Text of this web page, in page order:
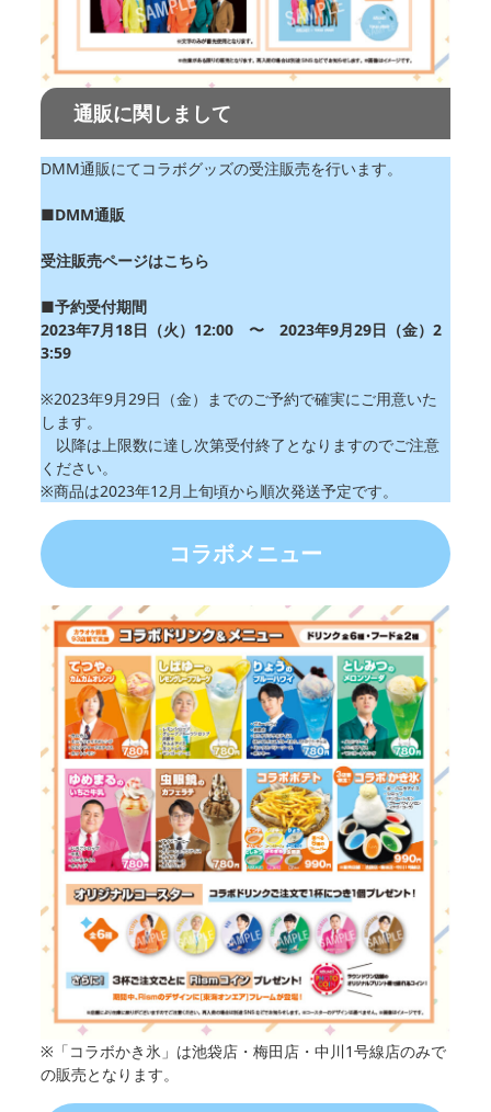
通販に関しまして
DMM通販にてコラボグッズの受注販売を行います。
■DMM通販
受注販売ページはこちら
■予約受付期間
2023年7月18日（火）12:00 〜 2023年9月29日（金）2
3:59
※2023年9月29日（金）までのご予約で確実にご用意いた
します。
以降は上限数に達し次第受付終了となりますのでご注意
ください。
※商品は2023年12月上旬頃から順次発送予定です。
コラボメニュー
※「コラボかき氷」は池袋店・梅田店・中川1号線店のみで
の販売となります。